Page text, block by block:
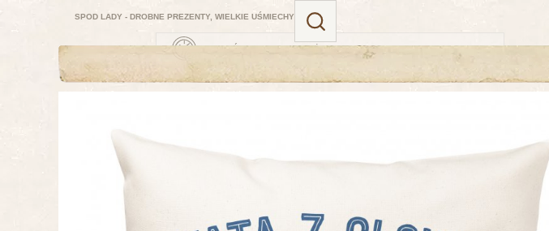
ZAMÓW TERAZ — NAJBLIŻSZA DOSTAWA: DZISIAJ
SPOD LADY - DROBNE PREZENTY, WIELKIE UŚMIECHY